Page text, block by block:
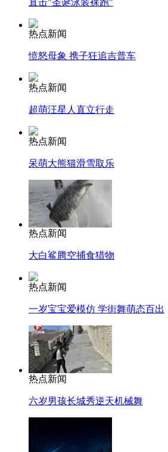
热点新闻
愤怒母象 携子狂追吉普车
热点新闻
超萌汪星人直立行走
热点新闻
呆萌大熊猫滑雪取乐
热点新闻
大白鲨腾空捕食猎物
热点新闻
一岁宝宝爱模仿 学街舞萌态百出
热点新闻
六岁男孩长城秀逆天机械舞